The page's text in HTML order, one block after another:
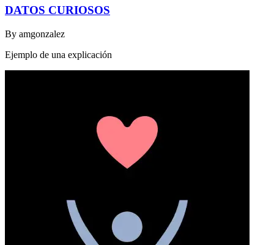
DATOS CURIOSOS
By amgonzalez
Ejemplo de una explicación